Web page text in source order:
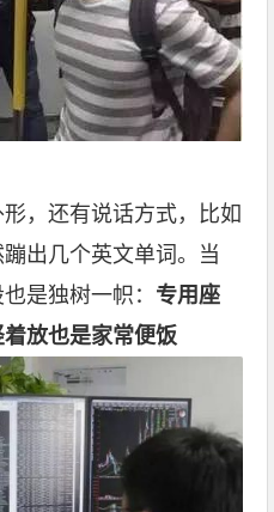
，还有说话方式，比如
出几个英文单词。当
是独树一帜： 专用座
着放也是家常便饭